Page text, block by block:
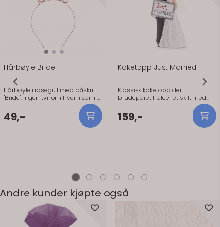
Hårbøyle Bride
Hårbøyle i rosegull med påskrift
"Bride". Ingen tvil om hvem som er
bruden under utdrikningslaget
med denne! Hårbøyle i rosegull
med påskrift "Bride". Ingen tvil om
49,-
Kaketopp Just Married
Klassisk kaketopp der
brudeparet holder et skilt med
teksten "Just Married". 14.5 cm høy.
Klassisk kaketopp der
brudeparet holder et skilt med
teksten "Just Married". 14.5 cm høy.
159,-
Andre kunder kjøpte også
På lager